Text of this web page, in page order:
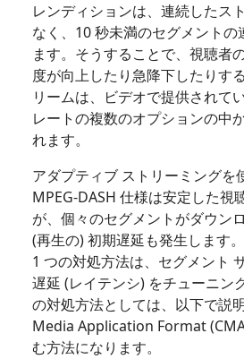
レンディションは、連続したス
なく、10 秒未満のセグメント
ます。そうすることで、視聴者
度が向上したり急降下したりす
リームは、ビデオで提供されて
レートの複数のオプションの中
れます。
アダプティブ ストリーミングを
MPEG-DASH 仕様は安定した視
が、個々のセグメントがダウン
(再生の) 初期遅延も発生します
1 つの対処方法は、セグメント
遅延 (レイテンシ) をチューニン
の対処方法としては、以下で説
Media Application Format
む方法になります。